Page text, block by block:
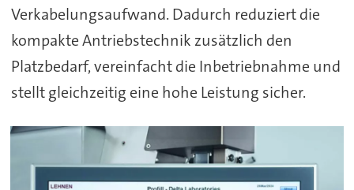
Verkabelungsaufwand. Dadurch reduziert die
kompakte Antriebstechnik zusätzlich den
Platzbedarf, vereinfacht die Inbetriebnahme und
stellt gleichzeitig eine hohe Leistung sicher.